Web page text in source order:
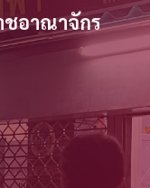
ชอาณาจักร